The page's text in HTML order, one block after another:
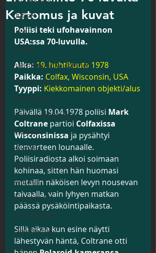
Uutiset
Ufot
Videot
Haastattelut ja Luennot
Tilanneraportti
Kokemukset
Tiede ja Teknologia
Todisteet
Historia
Salaisuudet ja Mysteerit
Avaruus
Kanavoinnit
SGL tiedottaa
Tapahtumat
Kuvat
Kertomus ja kuvat
Poliisi teki ufohavainnon
USA:ssa 70-luvulla.
Aika:19. huhtikuuta 1978
Paikka: Colfax, Wisconsin, USA
Tyyppi: Kiekkomainen objekti/alus
Päivällä 19.04.1978 poliisi Mark
Coltrane partioi Colfaxissa
Wisconsinissa ja pysähtyi
tienvarteen lounaalle.
Poliisiradiosta alkoi soimaan
kohinaa, sitten hän huomasi
metallin näköisen levyn nousevan
taivaalla, vain lyhyen matkan
päässä pysäköintipaikasta.
Sillä aikaa kun esine näytti
lähestyvän häntä, Coltrane otti